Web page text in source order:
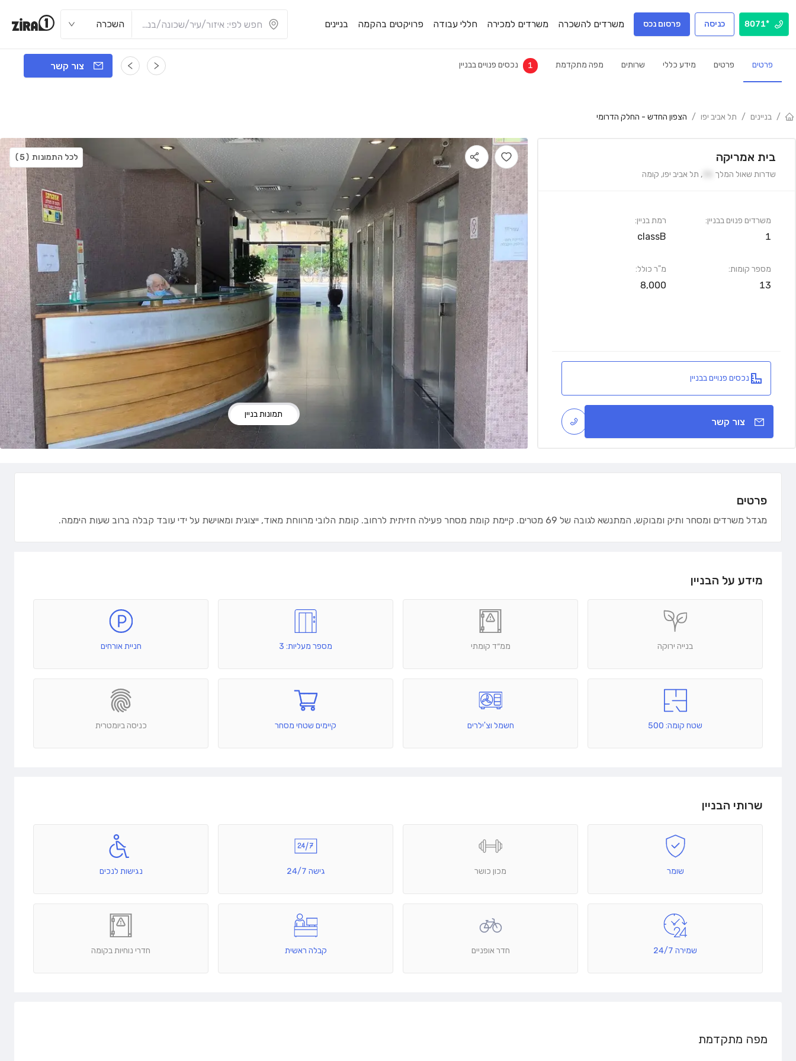
*8071 כניסה פרסום נכס משרדים להשכרה משרדים למכירה חללי עבודה פרויקטים בהקמה בניינים השכרה
פרטים פרטים מידע כללי שרותים מפה מתקדמת 1 נכסים פנויים בבניין צור קשר
/ בניינים / תל אביב יפו / הצפון החדש - החלק הדרומי
בית אמריקה
שדרות שאול המלך , תל אביב יפו, קומה
משרדים פנוים בבניין:
1
מספר קומות:
13
רמת בניין:
classB
מ"ר כולל:
8,000
נכסים פנויים בבניין
צור קשר
תמונות בניין
לכל התמונות (5)
פרטים
מגדל משרדים ומסחר ותיק ומבוקש, המתנשא לגובה של 69 מטרים. קיימת קומת מסחר פעילה חזיתית לרחוב. קומת הלובי מרווחת מאוד, ייצוגית ומאוישת על ידי עובד קבלה ברוב שעות היממה.
מידע על הבניין
בנייה ירוקה ממ״ד קומתי מספר מעליות: 3 חניית אורחים
שטח קומה: 500 חשמל וצ'ילרים קיימים שטחי מסחר כניסה ביומטרית
שרותי הבניין
שומר מכון כושר גישה 24/7 נגישות לנכים
שמירה 24/7 חדר אופניים קבלה ראשית חדרי נוחיות בקומה
מפה מתקדמת